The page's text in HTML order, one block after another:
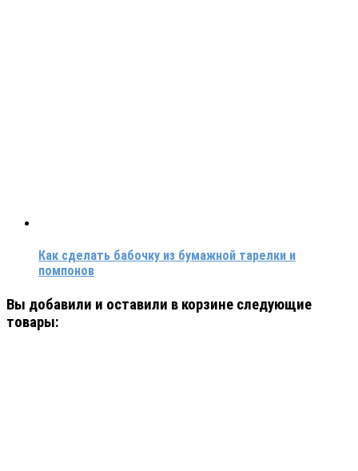
Как сделать бабочку из бумажной тарелки и
помпонов
Вы добавили и оставили в корзине следующие
товары: